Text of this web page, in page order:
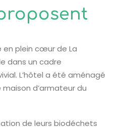
en plein cœur de La
dans un cadre
L’hôtel a été aménagé
d’armateur du
de leurs biodéchets